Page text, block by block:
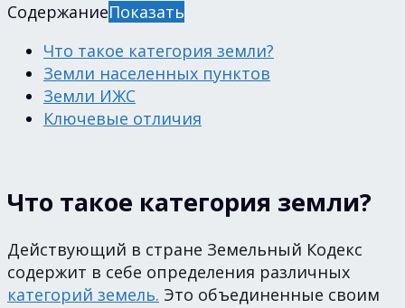
СодержаниеПоказать
Что такое категория земли?
Земли населенных пунктов
Земли ИЖС
Ключевые отличия
Что такое категория земли?
Действующий в стране Земельный Кодекс
содержит в себе определения различных
категорий земель. Это объединенные своим